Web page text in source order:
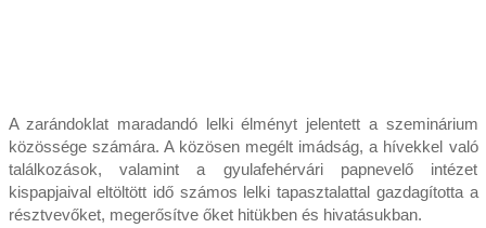
A zarándoklat maradandó lelki élményt jelentett a szeminárium
közössége számára. A közösen megélt imádság, a hívekkel való
találkozások, valamint a gyulafehérvári papnevelő intézet
kispapjaival eltöltött idő számos lelki tapasztalattal gazdagította a
résztvevőket, megerősítve őket hitükben és hivatásukban.